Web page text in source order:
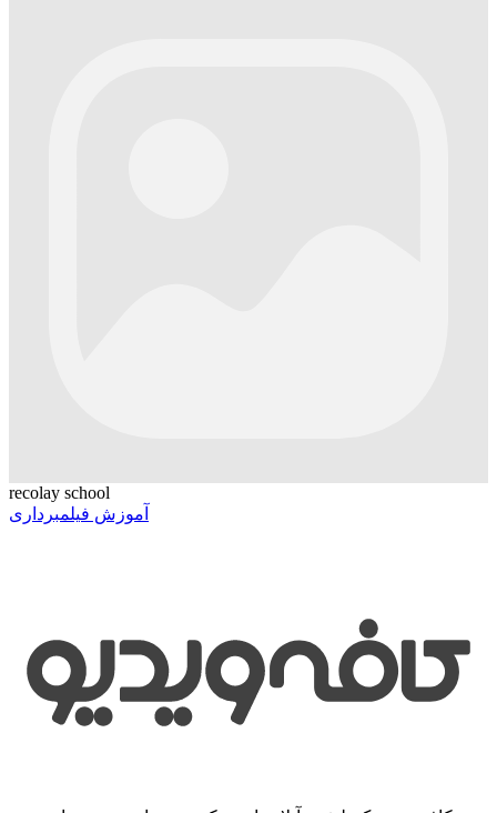
recolay school
آموزش فیلمبرداری